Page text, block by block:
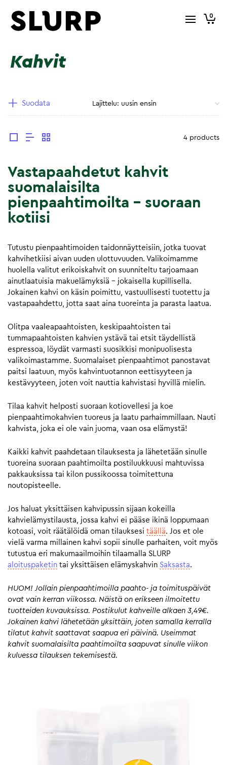
0
Kahvit
Suodata
4 products
Vastapaahdetut kahvit
suomalaisilta
pienpaahtimoilta – suoraan
kotiisi
Tutustu pienpaahtimoiden taidonnäytteisiin, jotka tuovat
kahvihetkiisi aivan uuden ulottuvuuden. Valikoimamme
huolella valitut erikoiskahvit on suunniteltu tarjoamaan
ainutlaatuisia makuelämyksiä – jokaisella kupillisella.
Jokainen kahvi on käsin poimittu, vastuullisesti tuotettu ja
vastapaahdettu, jotta saat aina tuoreinta ja parasta laatua.
Olitpa vaaleapaahtoisten, keskipaahtoisten tai
tummapaahtoisten kahvien ystävä tai etsit täydellistä
espressoa, löydät varmasti suosikkisi monipuolisesta
valikoimastamme. Suomalaiset pienpaahtimot panostavat
paitsi laatuun, myös kahvintuotannon eettisyyteen ja
kestävyyteen, joten voit nauttia kahvistasi hyvillä mielin.
Tilaa kahvit helposti suoraan kotiovellesi ja koe
pienpaahtimokahvien tuoreus ja laatu parhaimmillaan. Nauti
kahvista, joka ei ole vain juoma, vaan osa elämystä!
Kaikki kahvit paahdetaan tilauksesta ja lähetetään sinulle
tuoreina suoraan paahtimoilta postiluukkuusi mahtuvissa
pakkauksissa tai kilon pussikoossa toimitettuna
noutopisteelle.
Jos haluat yksittäisen kahvipussin sijaan kokeilla
kahvielämystilausta, jossa kahvi ei pääse ikinä loppumaan
kotoasi, voit räätälöidä oman tilauksesi täällä. Jos et ole
vielä varma millainen kahvi sopii sinulle parhaiten, voit myös
tutustua eri makumaailmoihin tilaamalla SLURP
aloituspaketin tai yksittäisen elämyskahvin Saksasta.
HUOM! Jollain pienpaahtimoilla paahto- ja toimituspäivät
ovat vain kerran viikossa. Näistä on erikseen ilmoitettu
tuotteiden kuvauksissa. Postikulut kahveille alkaen 3,49€.
Jokainen kahvi lähetetään yksittäin, joten samalla kerralla
tilatut kahvit saattavat saapua eri päivinä. Useimmat
kahvit suomalaisilta paahtimoilta saapuvat sinulle viikon
kuluessa tilauksen tekemisestä.